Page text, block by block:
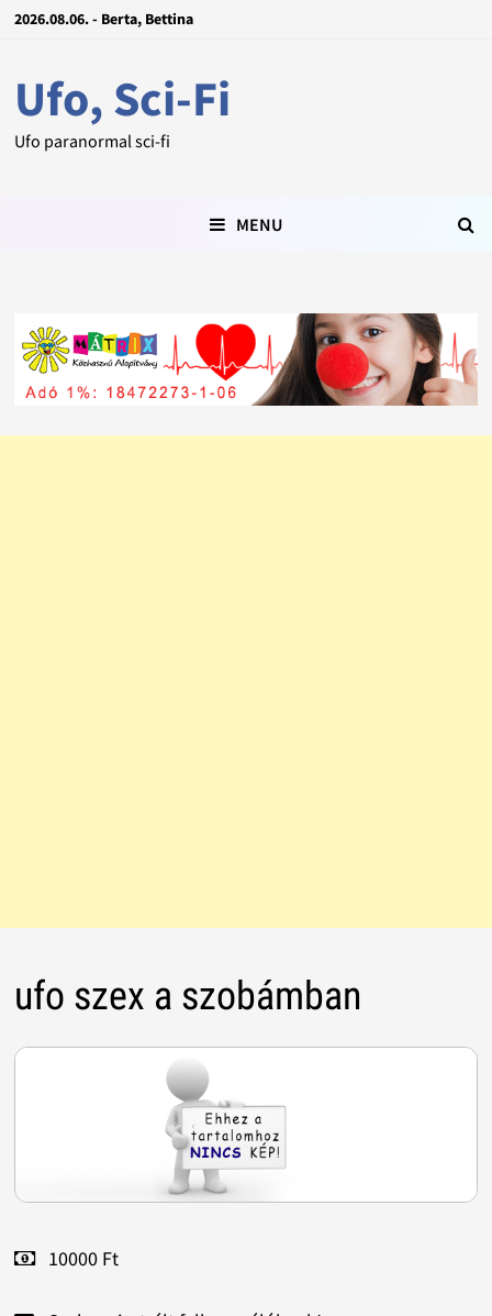
2026.08.06. - Berta, Bettina
Ufo, Sci-Fi
Ufo paranormal sci-fi
MENU
ufo szex a szobámban
10000 Ft